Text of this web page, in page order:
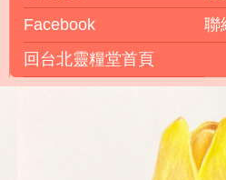
Facebook
聯
回台北靈糧堂首頁